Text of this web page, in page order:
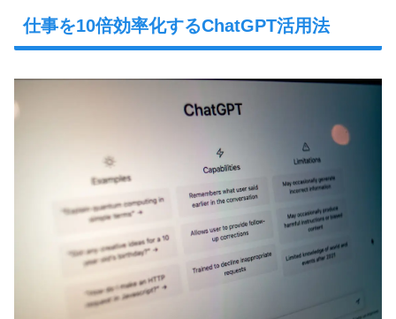
仕事を10倍効率化するChatGPT活用法